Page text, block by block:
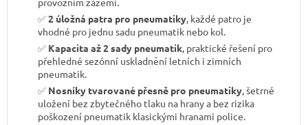
✅2 úložná patra pro pneumatiky, každé patro je
vhodné pro jednu sadu pneumatik nebo kol.
✅ Kapacita až 2 sady pneumatik, praktické řešení pro
přehledné sezónní uskladnění letních i zimních
pneumatik.
✅ Nosníky tvarované přesně pro pneumatiky, šetrné
uložení bez zbytečného tlaku na hrany a bez rizika
poškození pneumatik klasickými hranami police.